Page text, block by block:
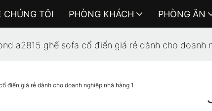
CHÚNG TÔI PHÒNG KHÁCH PHÒNG ĂN
a2815 ghế sofa cổ điển giá rẻ dành cho doanh